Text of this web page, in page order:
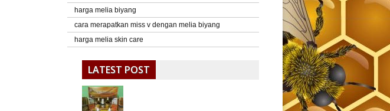
harga melia biyang
cara merapatkan miss v dengan melia biyang
harga melia skin care
LATEST POST